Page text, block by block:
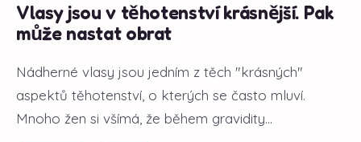
Vlasy jsou v těhotenství krásnější. Pak
může nastat obrat
Nádherné vlasy jsou jedním z těch "krásných"
aspektů těhotenství, o kterých se často mluví.
Mnoho žen si všímá, že během gravidity...